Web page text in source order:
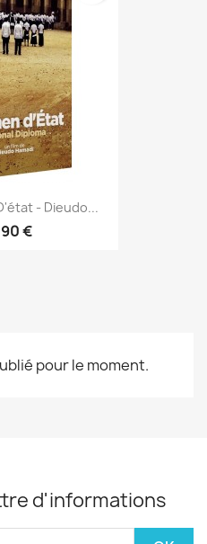
- Dieudo...
€
pour le moment.
d'informations